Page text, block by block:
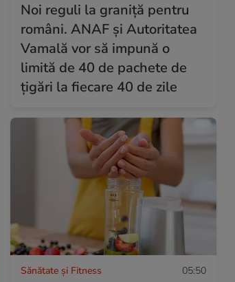
Noi reguli la graniță pentru
români. ANAF și Autoritatea
Vamală vor să impună o
limită de 40 de pachete de
țigări la fiecare 40 de zile
Sănătate și Fitness 05:50